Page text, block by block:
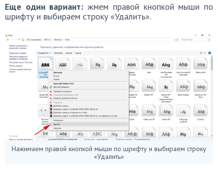
Еще один вариант:жмем правой кнопкой мыши по
шрифту и выбираем строку «Удалить».
Нажимаем правой кнопкой мыши по шрифту и выбираем строку
«Удалить»